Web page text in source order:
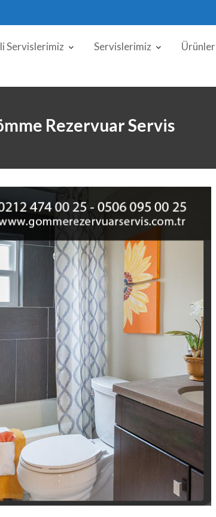
Servislerimiz Servislerimiz Ürünler
Rezervuar Servis